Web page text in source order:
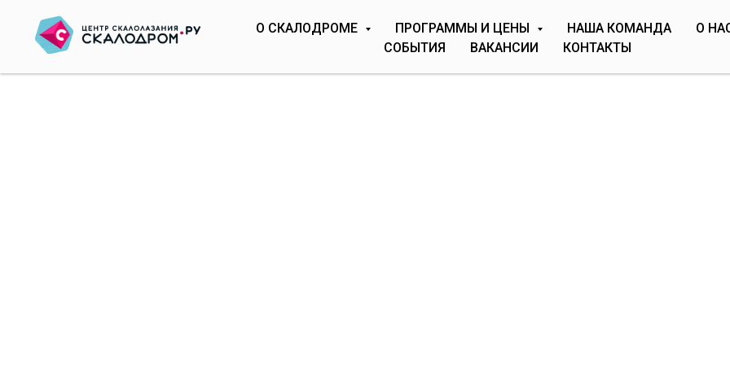
О СКАЛОДРОМЕ ПРОГРАММЫ И ЦЕНЫ НАША КОМАНДА
О
СОБЫТИЯ
ВАКАНСИИ КОНТАКТЫ